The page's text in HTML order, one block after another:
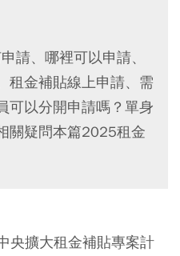
請、哪裡可以申請、
租金補貼線上申請、需
可以分開申請嗎？單身
關疑問本篇2025租金
央擴大租金補貼專案計